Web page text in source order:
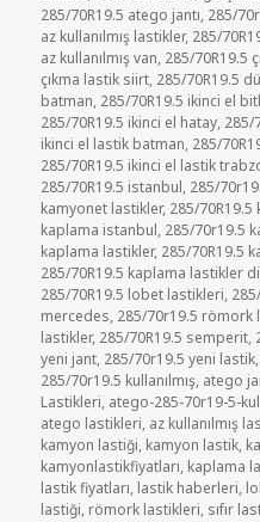
285/70R19.5 atego jantı, 285/
az kullanılmış lastikler, 285/
az kullanılmış van, 285/70R19.5
çıkma lastik siirt, 285/70R19.5
batman, 285/70R19.5 ikinci el
285/70R19.5 ikinci el hatay, 285/
ikinci el lastik batman, 285/
285/70R19.5 ikinci el lastik
285/70R19.5 istanbul, 285/
kamyonet lastikler, 285/
kaplama istanbul, 285/70r19.5
kaplama lastikler, 285/70R19.5
285/70R19.5 kaplama lastikler
285/70R19.5 lobet lastikleri,
mercedes, 285/70r19.5 römork
lastikler, 285/70R19.5 semperit,
yeni jant, 285/70r19.5 yeni lastik,
285/70r19.5 kullanılmış, atego
Lastikleri, atego-285-70r19-5-
atego lastikleri, az kullanılmış
kamyon lastiği, kamyon lastik,
kamyonlastikfiyatları, kaplama
lastik fiyatları, lastik haberleri,
lastiği, römork lastikleri, sıfır